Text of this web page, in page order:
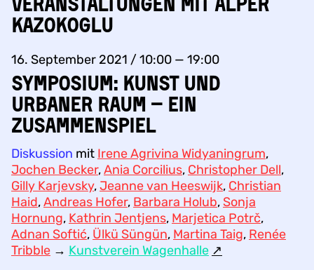
Kazokoglu
16. September 2021 / 10:00 — 19:00
SYMPOSIUM: Kunst und
urbaner Raum – ein
Zusammenspiel
Diskussion mit Irene Agrivina Widyaningrum,
Jochen Becker,Ania Corcilius, Christopher Dell,
Gilly Karjevsky,Jeanne van Heeswijk, Christian
Haid,Andreas Hofer, Barbara Holub, Sonja
Hornung, Kathrin Jentjens, Marjetica Potrč,
Adnan Softić, Ülkü Süngün, Martina Taig, Renée
Tribble → Kunstverein Wagenhalle ↗︎